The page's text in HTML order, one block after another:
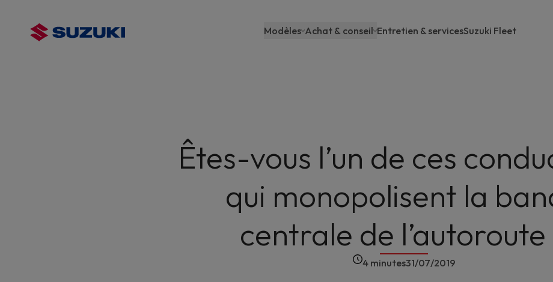
principal
Main
Modèles Achat & conseil Entretien & servicesSuzuki Fleet
Êtes-vous l’un de ces
qui monopolisent la
centrale de l’autoroute
4 minutes31/07/2019